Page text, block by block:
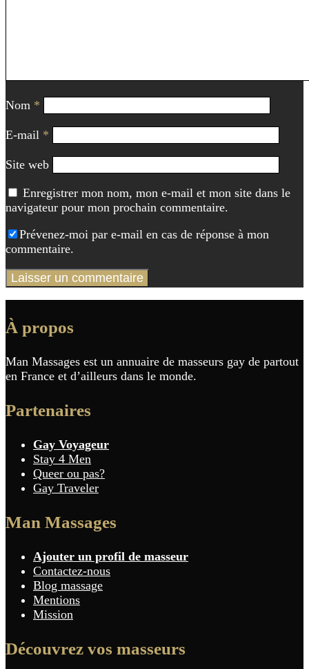
Nom *
E-mail *
Site web
Enregistrer mon nom, mon e-mail et mon site dans le
navigateur pour mon prochain commentaire.
Prévenez-moi par e-mail en cas de réponse à mon
commentaire.
À propos
Man Massages est un annuaire de masseurs gay de partout
en France et d’ailleurs dans le monde.
Partenaires
Gay Voyageur
Stay 4 Men
Queer ou pas?
Gay Traveler
Man Massages
Ajouter un profil de masseur
Contactez-nous
Blog massage
Mentions
Mission
Découvrez vos masseurs